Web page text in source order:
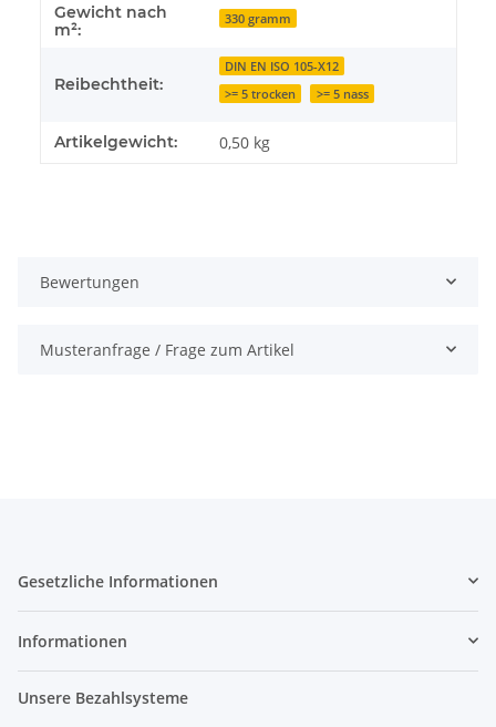
Gewicht nach
m²:
330 gramm
Reibechtheit:
DIN EN ISO 105-X12
>= 5 trocken
>= 5 nass
Artikelgewicht: 0,50 kg
Bewertungen
Musteranfrage / Frage zum Artikel
Gesetzliche Informationen
Informationen
Unsere Bezahlsysteme